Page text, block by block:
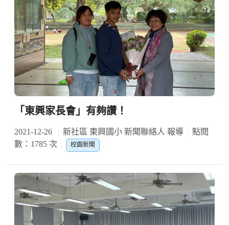
「東興家長會」有夠讚！
2021-12-26 新社區 東興國小 新聞聯絡人 報導
點閱
數：1785 次
校園新聞